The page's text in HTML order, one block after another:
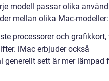
modell passar olika
mellan olika Mac-modeller:
processorer och grafikkort,
iMac erbjuder också
generellt sett är mer lämpad